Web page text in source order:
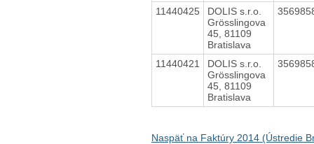
11440425
DOLIS s.r.o.
Grösslingova
45, 81109
Bratislava
11440421
DOLIS s.r.o.
Grösslingova
45, 81109
Bratislava
Naspäť na Faktúry 2014 (Ústredie